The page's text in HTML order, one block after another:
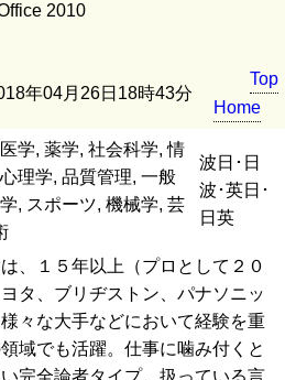
2010
年04月26日18時43分
Top
Home
学, 薬学, 社会科学, 情
理学, 品質管理, 一般
, スポーツ, 機械学, 芸
波日･日
波･英日･
日英
、１５年以上（プロとして２０
タ、ブリヂストン、パナソニッ
々な大手などにおいて経験を重
域でも活躍。仕事に噛み付くと
完全論者タイプ。扱っている言